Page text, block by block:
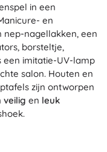
in een
en
nep-nagellakken, een
borsteltje,
een imitatie-UV-lamp
salon. Houten en
zijn ontworpen
veilig en leuk
de fijne
en